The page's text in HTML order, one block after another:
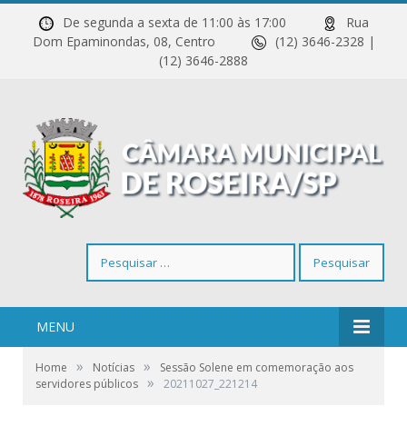
De segunda a sexta de 11:00 às 17:00
Rua
Dom Epaminondas, 08, Centro
(12) 3646-2328 |
(12) 3646-2888
por:
MENU
Home » Notícias »
Sessão Solene em comemoração aos
servidores públicos » 20211027_221214